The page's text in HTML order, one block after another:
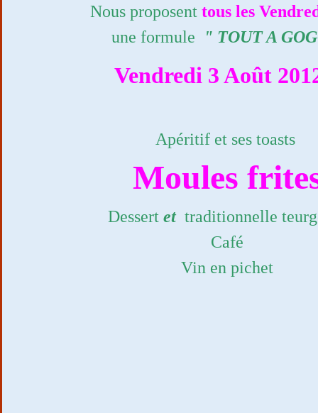
Nous proposent tous les
une formule
" TOUT A
Vendredi 3 Août
Apéritif et ses toasts
Moules
Dessert ettraditionnelle
Café
Vin en pichet